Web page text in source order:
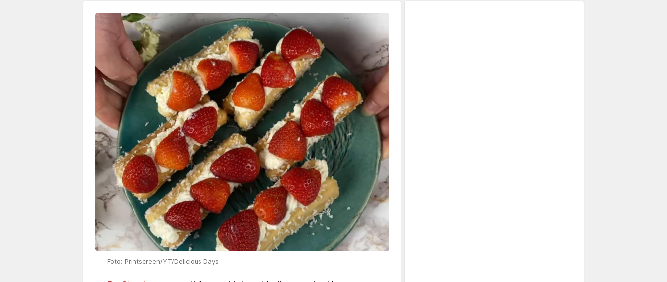
Foto: Printscreen/YT/Delicious Days